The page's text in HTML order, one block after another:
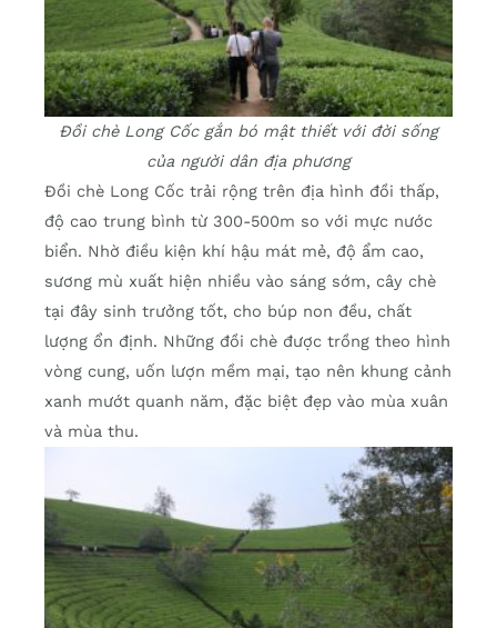
Đồi chè Long Cốc gắn bó mật thiết với đời sống
của người dân địa phương
Đồi chè Long Cốc trải rộng trên địa hình đồi thấp,
độ cao trung bình từ 300-500m so với mực nước
biển. Nhờ điều kiện khí hậu mát mẻ, độ ẩm cao,
sương mù xuất hiện nhiều vào sáng sớm, cây chè
tại đây sinh trưởng tốt, cho búp non đều, chất
lượng ổn định. Những đồi chè được trồng theo hình
vòng cung, uốn lượn mềm mại, tạo nên khung cảnh
xanh mướt quanh năm, đặc biệt đẹp vào mùa xuân
và mùa thu.